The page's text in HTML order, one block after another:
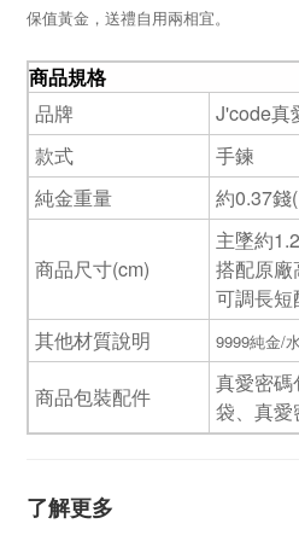
保值黃金，送禮自用兩相宜。
商品規格
品牌
J'code真
款式
手鍊
純金重量
約0.37錢
商品尺寸(cm)
主墜約
搭配原廠
可調長短
其他材質說明
9999純金/
商品包裝配件
真愛密碼
袋、真
了解更多